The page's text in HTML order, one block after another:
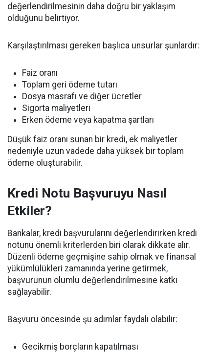
değerlendirilmesinin daha doğru bir yaklaşım
olduğunu belirtiyor.
Karşılaştırılması gereken başlıca unsurlar şunlardır:
Faiz oranı
Toplam geri ödeme tutarı
Dosya masrafı ve diğer ücretler
Sigorta maliyetleri
Erken ödeme veya kapatma şartları
Düşük faiz oranı sunan bir kredi, ek maliyetler
nedeniyle uzun vadede daha yüksek bir toplam
ödeme oluşturabilir.
Kredi Notu Başvuruyu Nasıl
Etkiler?
Bankalar, kredi başvurularını değerlendirirken kredi
notunu önemli kriterlerden biri olarak dikkate alır.
Düzenli ödeme geçmişine sahip olmak ve finansal
yükümlülükleri zamanında yerine getirmek,
başvurunun olumlu değerlendirilmesine katkı
sağlayabilir.
Başvuru öncesinde şu adımlar faydalı olabilir:
Gecikmiş borçların kapatılması